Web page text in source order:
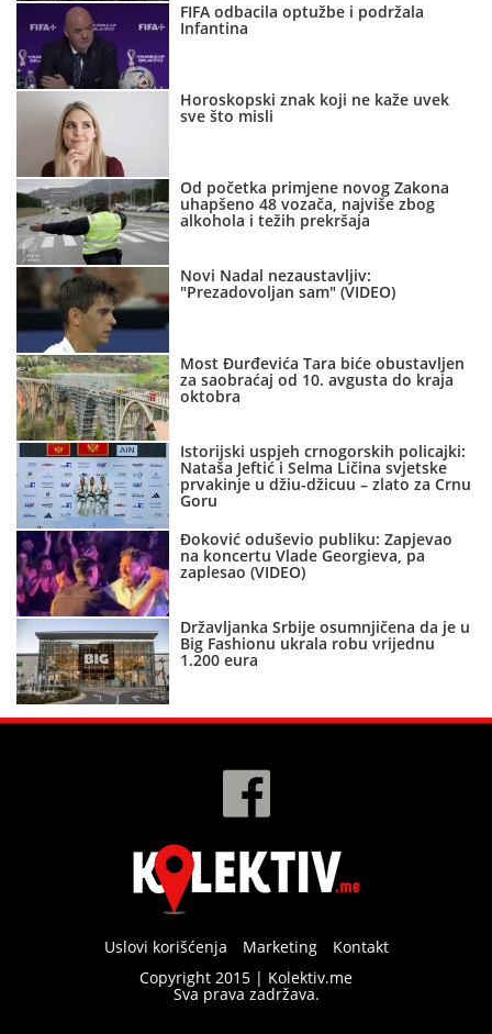
FIFA odbacila optužbe i podržala
Infantina
Horoskopski znak koji ne kaže uvek
sve što misli
Od početka primjene novog Zakona
uhapšeno 48 vozača, najviše zbog
alkohola i težih prekršaja
Novi Nadal nezaustavljiv:
"Prezadovoljan sam" (VIDEO)
Most Đurđevića Tara biće obustavljen
za saobraćaj od 10. avgusta do kraja
oktobra
Istorijski uspjeh crnogorskih policajki:
Nataša Jeftić i Selma Ličina svjetske
prvakinje u džiu-džicuu – zlato za Crnu
Goru
Đoković oduševio publiku: Zapjevao
na koncertu Vlade Georgieva, pa
zaplesao (VIDEO)
Državljanka Srbije osumnjičena da je u
Big Fashionu ukrala robu vrijednu
1.200 eura
Uslovi korišćenja Marketing
Kontakt
Copyright 2015 | Kolektiv.me
Sva prava zadržava.